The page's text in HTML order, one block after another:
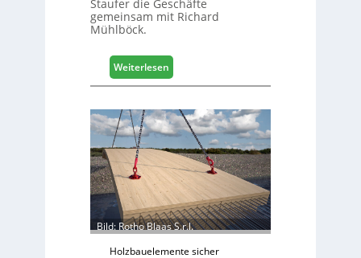
e
n
v
e
r
e
t
z
Staufer die Geschäfte
gemeinsam mit Richard
Mühlböck.
Weiterlesen:
M
h
l
ö
c
e
r
w
e
Bild: Rotho Blaas S.r.l.
Holzbauelemente sicher